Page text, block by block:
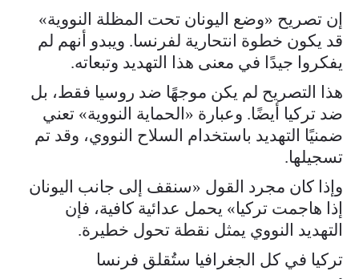
إن تصريح «وضع اليونان تحت المظلة النووية»
قد يكون خطوة انتحارية لفرنسا. ويبدو أنهم لم
يفكروا جيدًا في معنى هذا التهديد وتبعاته.
هذا التصريح لم يكن موجهًا ضد روسيا فقط، بل
ضد تركيا أيضًا. وعبارة «الحماية النووية» تعني
ضمنيًا التهديد باستخدام السلاح النووي، وقد تم
تسجيلها.
وإذا كان مجرد القول «سنقف إلى جانب اليونان
إذا هاجمت تركيا» يحمل عدائية كافية، فإن
التهديد النووي يمثل نقطة تحول خطيرة.
تركيا في كل الجغرافيا ستُقلق فرنسا